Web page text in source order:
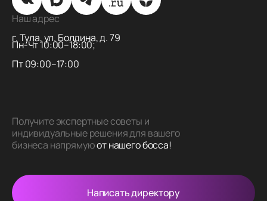
Получите экспертные советы и
индивидуальные решения для вашего
бизнеса напрямуюот нашего босса!
Написать директору
Наш адрес
г. Тула, ул. Болдина, д. 79
Пн-Чт 10:00–18:00;
Пт 09:00–17:00